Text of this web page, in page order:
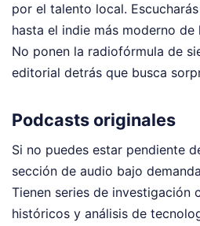
por el talento local.
hasta el indie más moderno de
No ponen la radiofórmula de
editorial detrás que busca
Podcasts originales
Si no puedes estar pendiente
sección de audio bajo
Tienen series de investigación
históricos y análisis de